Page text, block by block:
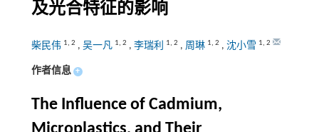
及光合特征的影响
柴民伟 1, 2 , 吴一凡 1, 2 , 李瑞利 1, 2 , 周琳 1, 2 , 沈小雪 1, 2
作者信息 +
The Influence of Cadmium,